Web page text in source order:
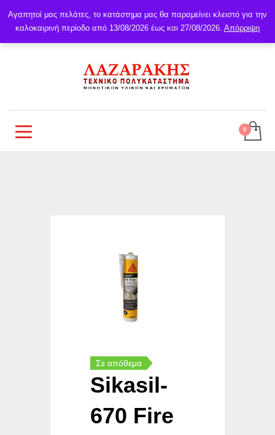
Σε απόθεμα
Sikasil-
670 Fire
Αγαπητοί μας πελάτες, το κατάστημα μας θα παραμείνει κλειστό για την
καλοκαιρινή περίοδο από 13/08/2026 έως και 27/08/2026. Απόρριψη